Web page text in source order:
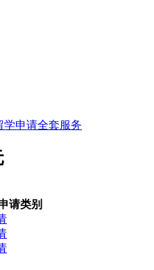
学申请全套服务
请类别